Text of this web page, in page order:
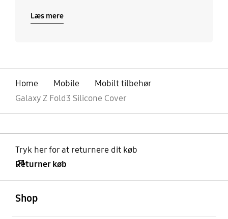
Læs mere
Home Mobile
Mobilt tilbehør
Galaxy Z Fold3 Silicone Cover
Tryk her for at returnere dit køb
Returner køb
Shop